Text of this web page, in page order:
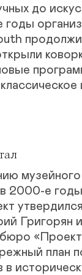
до
музейного
2000-е
Григорян
бюро
план
в